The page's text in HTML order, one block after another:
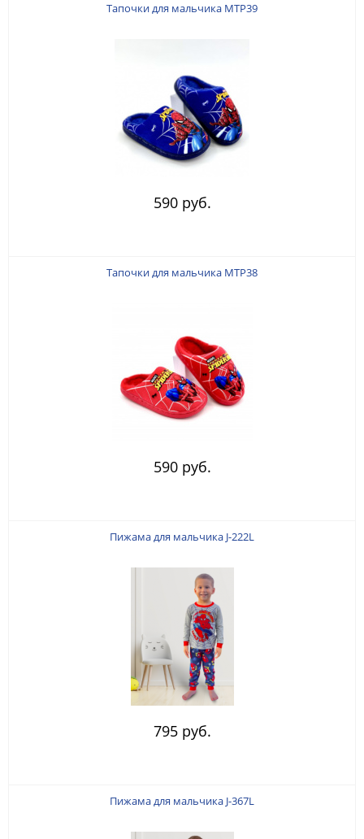
Тапочки для мальчика MTP39
590 руб.
Тапочки для мальчика MTP38
590 руб.
Пижама для мальчика J-222L
795 руб.
Пижама для мальчика J-367L